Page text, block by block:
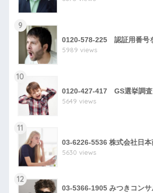
9
0120-578-225 認証用番号
5989 views
10
0120-427-417 GS選挙調査
5649 views
11
03-6226-5536 株式会社日
5630 views
12
03-5366-1905 みつきコン